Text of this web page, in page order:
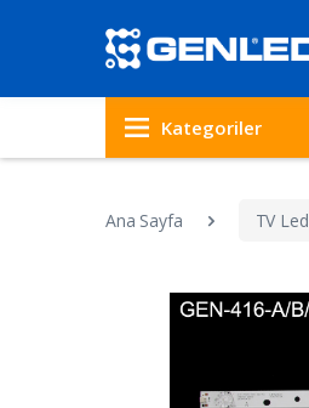
Kategoriler
Ana Sayfa TV Led